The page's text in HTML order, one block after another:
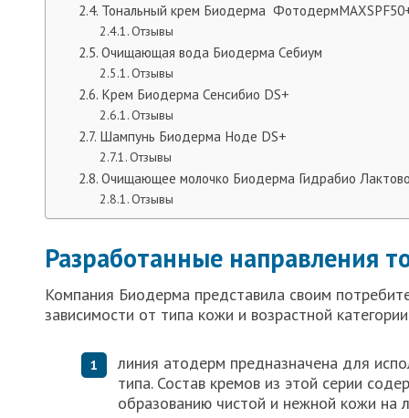
Тональный крем Биодерма
Отзывы
Очищающая вода Биодерма Себиум
Отзывы
Крем Биодерма Сенсибио DS+
Отзывы
Шампунь Биодерма Ноде DS+
Отзывы
Очищающее молочко Биодерма Гидрабио
Отзывы
Разработанные направления
Компания Биодерма представила своим
зависимости от типа кожи и возрастной
линия атодерм предназначена для
типа. Состав кремов из этой серии
образованию чистой и нежной кожи на